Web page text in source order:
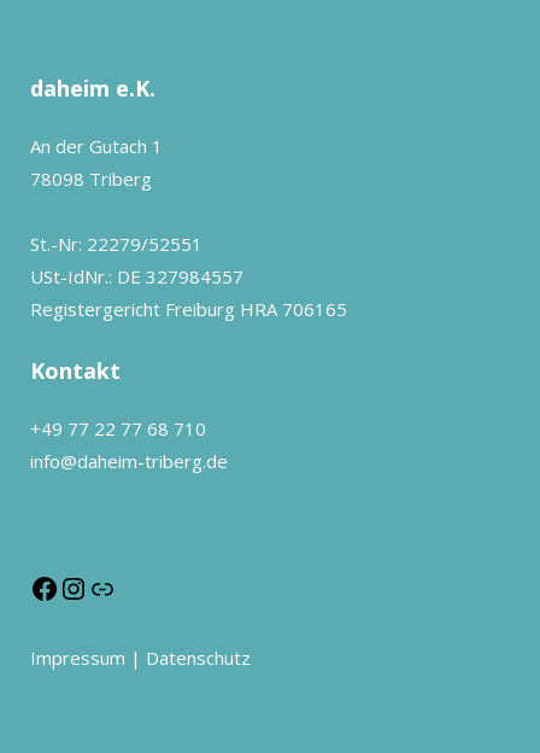
daheim e.K.
An der Gutach 1
78098 Triberg
St.-Nr: 22279/52551
USt-IdNr.: DE 327984557
Registergericht Freiburg HRA 706165
Kontakt
+49 77 22 77 68 710
info@daheim-triberg.de
Impressum | Datenschutz